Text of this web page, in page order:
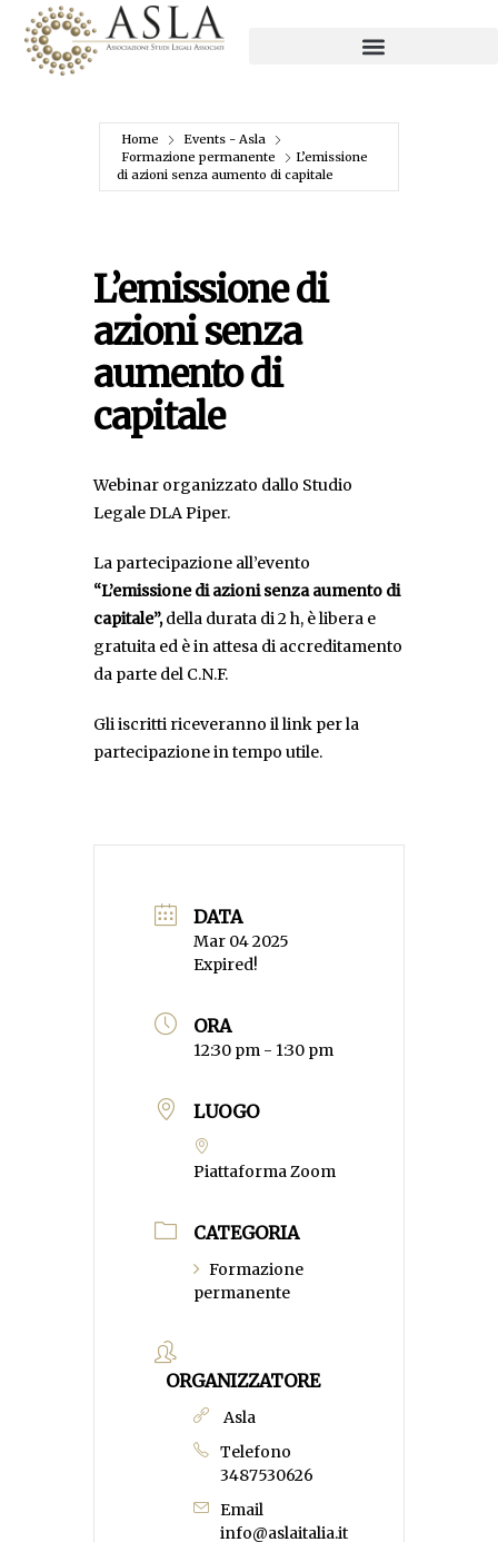
Home
Events - Asla
Formazione permanente
L’emissione
di azioni senza aumento di capitale
L’emissione di
azioni senza
aumento di
capitale
Webinar organizzato dallo Studio
Legale DLA Piper.
La partecipazione all’evento
“L’emissione di azioni senza aumento di
capitale”, della durata di 2 h, è libera e
gratuita ed è in attesa di accreditamento
da parte del C.N.F.
Gli iscritti riceveranno il link per la
partecipazione in tempo utile.
DATA
Mar 04 2025
Expired!
ORA
12:30 pm - 1:30 pm
LUOGO
Piattaforma Zoom
CATEGORIA
Formazione
permanente
ORGANIZZATORE
Asla
Telefono
3487530626
Email
info@aslaitalia.it